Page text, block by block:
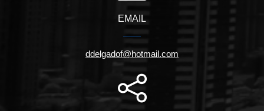
EMAIL
ddelgadof@hotmail.com